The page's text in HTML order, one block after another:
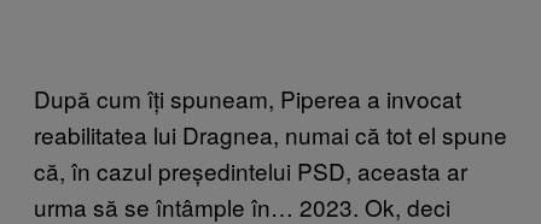
După cum îți spuneam, Piperea a invocat
reabilitatea lui Dragnea, numai că tot el spune
că, în cazul președintelui PSD, aceasta ar
urma să se întâmple în… 2023. Ok, deci